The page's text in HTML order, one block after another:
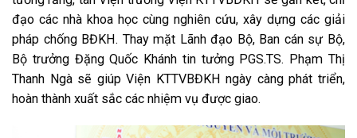
đạo các nhà khoa học cùng nghiên cứu, xây dựng các giải
pháp chống BĐKH. Thay mặt Lãnh đạo Bộ, Ban cán sự Bộ,
Bộ trưởng Đặng Quốc Khánh tin tưởng PGS.TS. Phạm Thị
Thanh Ngà sẽ giúp Viện KTTVBĐKH ngày càng phát triển,
hoàn thành xuất sắc các nhiệm vụ được giao.